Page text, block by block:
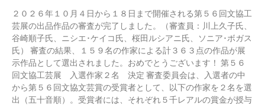
２０２６年１０月４日から１８日まで開催される第５６回文協工
芸展の出品作品の審査が完了しました。（審査員：川上久子氏、
谷崎順子氏、ニシエ･ケイコ氏、桜田ルシアニ氏、ソニア･ボガス
氏） 審査の結果、１５９名の作家による計３６３点の作品が展
示作品として選出されました。おめでとうございます！ 第５６
回文協工芸展 入選作家２名 決定 審査委員会は、入選者の中
から第５６回文協文芸賞の受賞者として、以下の作家を２名を選
出（五十音順）。受賞者には、それぞれ５千レアルの賞金が授与